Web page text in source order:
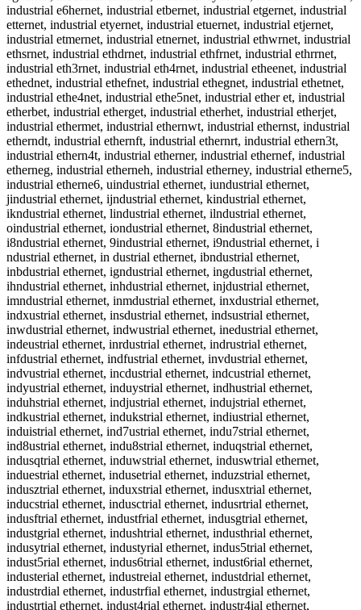
industrial e6hernet, industrial etbernet, industrial etgernet, industrial
etternet, industrial etyernet, industrial etuernet, industrial etjernet,
industrial etmernet, industrial etnernet, industrial ethwrnet, industrial
ethsrnet, industrial ethdrnet, industrial ethfrnet, industrial ethrrnet,
industrial eth3rnet, industrial eth4rnet, industrial etheenet, industrial
ethednet, industrial ethefnet, industrial ethegnet, industrial ethetnet,
industrial ethe4net, industrial ethe5net, industrial ether et, industrial
etherbet, industrial etherget, industrial etherhet, industrial etherjet,
industrial ethermet, industrial ethernwt, industrial ethernst, industrial
etherndt, industrial ethernft, industrial ethernrt, industrial ethern3t,
industrial ethern4t, industrial etherner, industrial ethernef, industrial
etherneg, industrial etherneh, industrial etherney, industrial etherne5,
industrial etherne6, uindustrial ethernet, iundustrial ethernet,
jindustrial ethernet, ijndustrial ethernet, kindustrial ethernet,
ikndustrial ethernet, lindustrial ethernet, ilndustrial ethernet,
oindustrial ethernet, iondustrial ethernet, 8industrial ethernet,
i8ndustrial ethernet, 9industrial ethernet, i9ndustrial ethernet, i
ndustrial ethernet, in dustrial ethernet, ibndustrial ethernet,
inbdustrial ethernet, igndustrial ethernet, ingdustrial ethernet,
ihndustrial ethernet, inhdustrial ethernet, injdustrial ethernet,
imndustrial ethernet, inmdustrial ethernet, inxdustrial ethernet,
indxustrial ethernet, insdustrial ethernet, indsustrial ethernet,
inwdustrial ethernet, indwustrial ethernet, inedustrial ethernet,
indeustrial ethernet, inrdustrial ethernet, indrustrial ethernet,
infdustrial ethernet, indfustrial ethernet, invdustrial ethernet,
indvustrial ethernet, incdustrial ethernet, indcustrial ethernet,
indyustrial ethernet, induystrial ethernet, indhustrial ethernet,
induhstrial ethernet, indjustrial ethernet, indujstrial ethernet,
indkustrial ethernet, indukstrial ethernet, indiustrial ethernet,
induistrial ethernet, ind7ustrial ethernet, indu7strial ethernet,
ind8ustrial ethernet, indu8strial ethernet, induqstrial ethernet,
indusqtrial ethernet, induwstrial ethernet, induswtrial ethernet,
induestrial ethernet, indusetrial ethernet, induzstrial ethernet,
indusztrial ethernet, induxstrial ethernet, indusxtrial ethernet,
inducstrial ethernet, indusctrial ethernet, indusrtrial ethernet,
indusftrial ethernet, industfrial ethernet, indusgtrial ethernet,
industgrial ethernet, indushtrial ethernet, industhrial ethernet,
indusytrial ethernet, industyrial ethernet, indus5trial ethernet,
indust5rial ethernet, indus6trial ethernet, indust6rial ethernet,
industerial ethernet, industreial ethernet, industdrial ethernet,
industrdial ethernet, industrfial ethernet, industrgial ethernet,
industrtial ethernet, indust4rial ethernet, industr4ial ethernet,